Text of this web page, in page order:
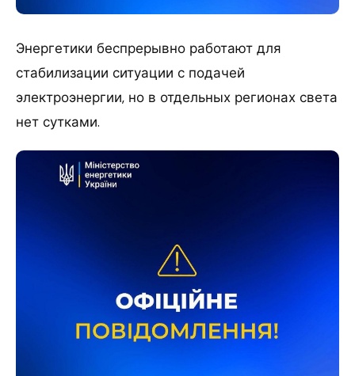
Энергетики беспрерывно работают для
стабилизации ситуации с подачей
электроэнергии, но в отдельных регионах света
нет сутками.